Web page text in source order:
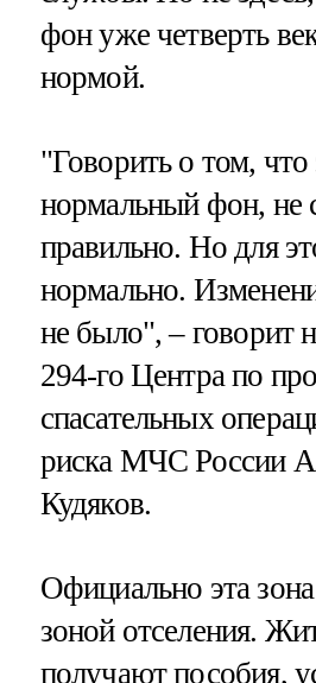
фон уже четверть
нормой.
"Говорить о том, что
нормальный фон, не
правильно. Но для
нормально.
не было", – говорит
294-го Центра по
спасательных
риска МЧС России
Кудяков.
Официально эта
зоной отселения.
получают пособия,